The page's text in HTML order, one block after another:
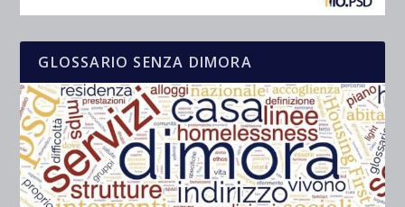
GLOSSARIO SENZA DIMORA